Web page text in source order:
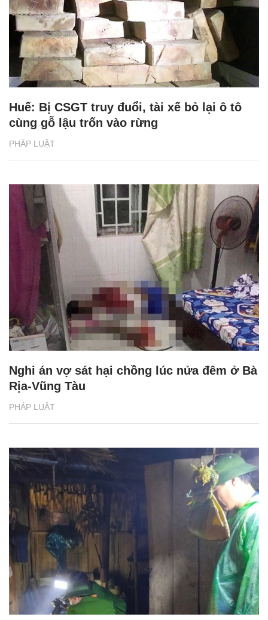
PHÁP LUẬT
Huế: Bị CSGT truy đuổi, tài xế bỏ lại ô tô
cùng gỗ lậu trốn vào rừng
PHÁP LUẬT
Nghi án vợ sát hại chồng lúc nửa đêm ở Bà
Rịa-Vũng Tàu